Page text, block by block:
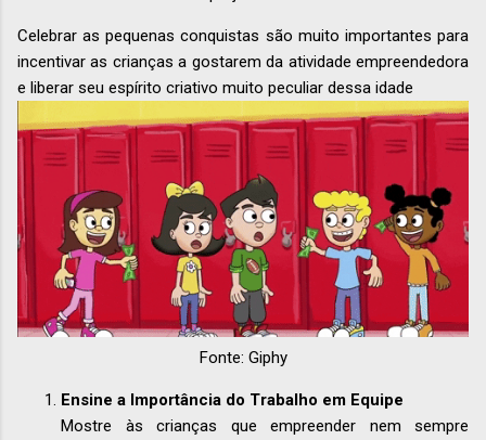
Celebrar as pequenas conquistas são muito importantes para
incentivar as crianças a gostarem da atividade empreendedora
e liberar seu espírito criativo muito peculiar dessa idade
Fonte: Giphy
Ensine a Importância do Trabalho em Equipe
Mostre às crianças que empreender nem sempre